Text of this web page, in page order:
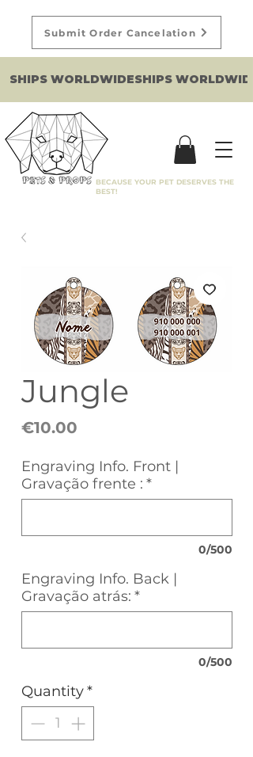
BECAUSE YOUR PET DESERVES THE
BEST!
SHIPS WORLDWIDE
Submit Order Cancelation
Jungle
€10.00
Engraving Info. Front |
Gravação frente : *
0/500
Engraving Info. Back |
Gravação atrás: *
0/500
Quantity*